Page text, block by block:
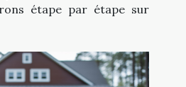
étape par étape sur